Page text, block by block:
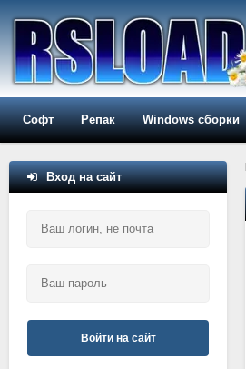
Софт Репак Windows сборки
Вход на сайт
Войти на сайт